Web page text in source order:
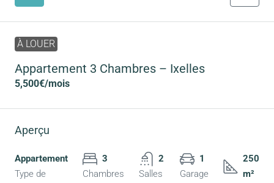
À LOUER
Appartement 3 Chambres – Ixelles
5,500€/mois
Aperçu
Appartement
Type de
3
Chambres
2
Salles
1
Garage
250
m²